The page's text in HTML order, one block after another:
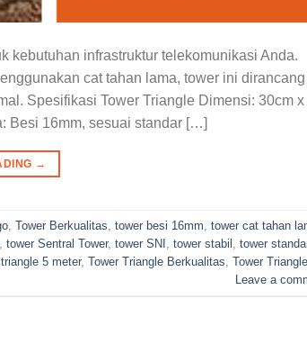
kebutuhan infrastruktur telekomunikasi Anda.
cat tahan lama, tower ini dirancang
Spesifikasi Tower Triangle Dimensi: 30cm x
Besi 16mm, sesuai standar […]
→
Tower Berkualitas tower besi 16mm tower cat tahan
tower Sentral Tower, tower SNI tower stabil tower
5 meter, Tower Triangle Berkualitas Tower Triangle
Leave a